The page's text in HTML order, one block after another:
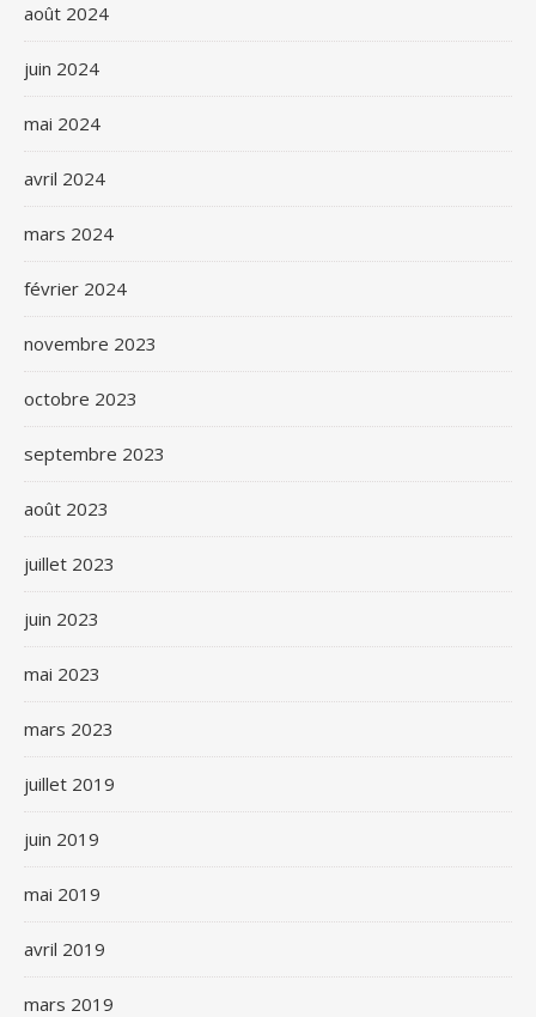
août 2024
juin 2024
mai 2024
avril 2024
mars 2024
février 2024
novembre 2023
octobre 2023
septembre 2023
août 2023
juillet 2023
juin 2023
mai 2023
mars 2023
juillet 2019
juin 2019
mai 2019
avril 2019
mars 2019